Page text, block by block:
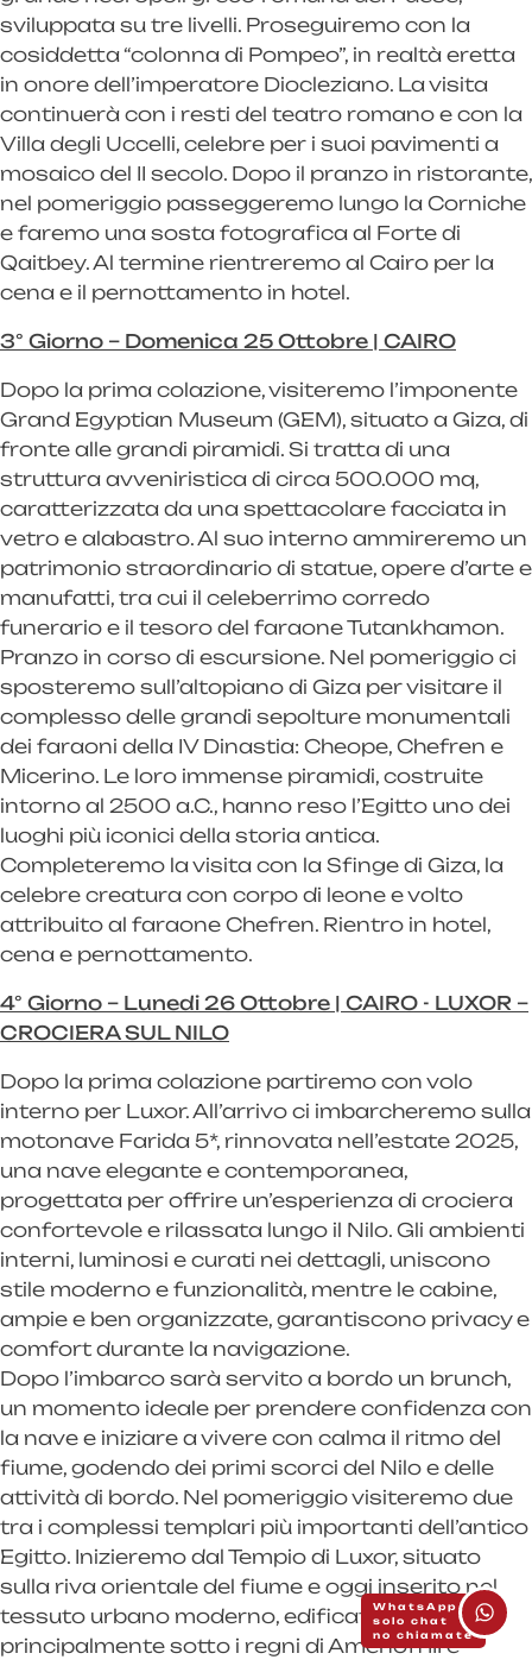
sviluppata su tre livelli. Proseguiremo con la
cosiddetta “colonna di Pompeo”, in realtà eretta
in onore dell’imperatore Diocleziano. La visita
continuerà con i resti del teatro romano e con la
Villa degli Uccelli, celebre per i suoi pavimenti a
mosaico del II secolo. Dopo il pranzo in ristorante,
nel pomeriggio passeggeremo lungo la Corniche
e faremo una sosta fotografica al Forte di
Qaitbey. Al termine rientreremo al Cairo per la
cena e il pernottamento in hotel.
3° Giorno – Domenica 25 Ottobre | CAIRO
Dopo la prima colazione, visiteremo l’imponente
Grand Egyptian Museum (GEM), situato a Giza, di
fronte alle grandi piramidi. Si tratta di una
struttura avveniristica di circa 500.000 mq,
caratterizzata da una spettacolare facciata in
vetro e alabastro. Al suo interno ammireremo un
patrimonio straordinario di statue, opere d’arte e
manufatti, tra cui il celeberrimo corredo
funerario e il tesoro del faraone Tutankhamon.
Pranzo in corso di escursione. Nel pomeriggio ci
sposteremo sull’altopiano di Giza per visitare il
complesso delle grandi sepolture monumentali
dei faraoni della IV Dinastia: Cheope, Chefren e
Micerino. Le loro immense piramidi, costruite
intorno al 2500 a.C., hanno reso l’Egitto uno dei
luoghi più iconici della storia antica.
Completeremo la visita con la Sfinge di Giza, la
celebre creatura con corpo di leone e volto
attribuito al faraone Chefren. Rientro in hotel,
cena e pernottamento.
4° Giorno – Lunedi 26 Ottobre | CAIRO - LUXOR –
CROCIERA SUL NILO
Dopo la prima colazione partiremo con volo
interno per Luxor. All’arrivo ci imbarcheremo sulla
motonave Farida 5*, rinnovata nell’estate 2025,
una nave elegante e contemporanea,
progettata per offrire un’esperienza di crociera
confortevole e rilassata lungo il Nilo. Gli ambienti
interni, luminosi e curati nei dettagli, uniscono
stile moderno e funzionalità, mentre le cabine,
ampie e ben organizzate, garantiscono privacy e
comfort durante la navigazione.
Dopo l’imbarco sarà servito a bordo un brunch,
un momento ideale per prendere confidenza con
la nave e iniziare a vivere con calma il ritmo del
fiume, godendo dei primi scorci del Nilo e delle
attività di bordo. Nel pomeriggio visiteremo due
tra i complessi templari più importanti dell’antico
Egitto. Inizieremo dal Tempio di Luxor, situato
sulla riva orientale del fiume e oggi inserito nel
tessuto urbano moderno, edificato
principalmente sotto i regni di Amenofi III e
WhatsApp
solo chat
no chiamate